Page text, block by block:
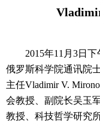
2015年11月3日下
俄罗斯科学院通讯院
主任Vladimir V.
会教授、副院长吴玉
教授、科技哲学研究